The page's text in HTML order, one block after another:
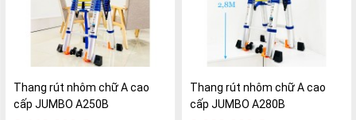
Thang rút nhôm chữ A cao
cấp JUMBO A250B
Thang rút nhôm chữ A cao
cấp JUMBO A280B